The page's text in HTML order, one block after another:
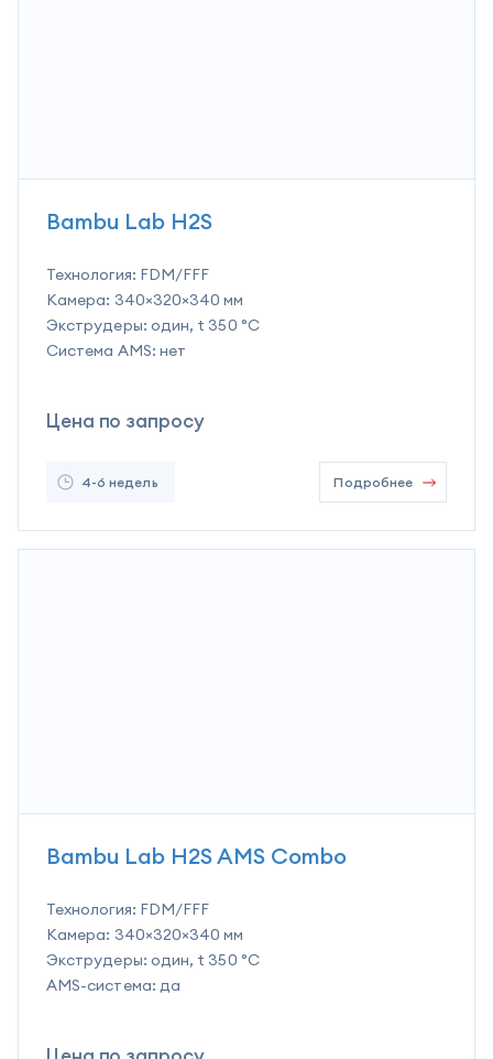
Bambu Lab H2S
Технология: FDM/FFF
Камера: 340×320×340 мм
Экструдеры: один, t 350 °C
Система AMS: нет
Цена по запросу
4-6 недель Подробнее
Bambu Lab H2S AMS Combo
Технология: FDM/FFF
Камера: 340×320×340 мм
Экструдеры: один, t 350 °C
AMS-система: да